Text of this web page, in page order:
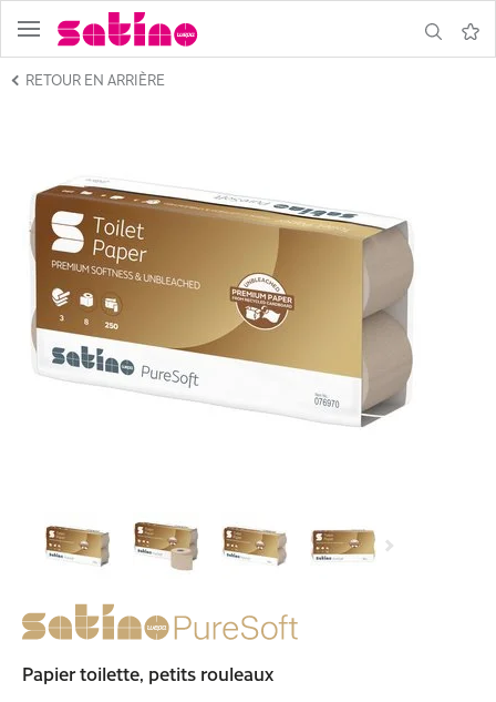
menu
Bloc-
RETOUR EN ARRIÈRE
Papier toilette, petits rouleaux